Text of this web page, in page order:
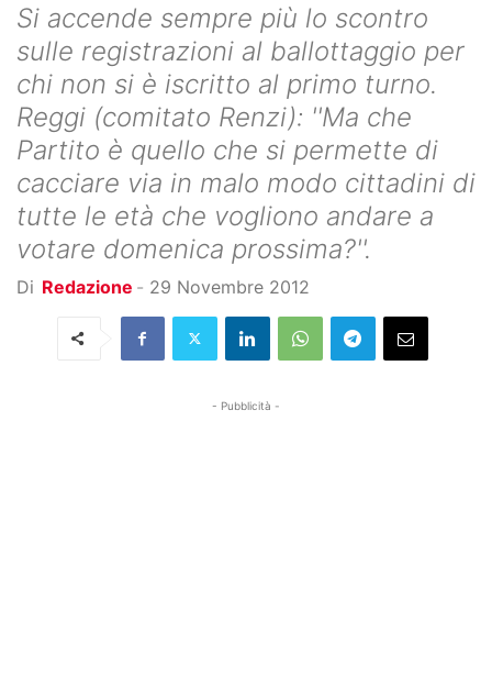
Si accende sempre più lo scontro
sulle registrazioni al ballottaggio per
chi non si è iscritto al primo turno.
Reggi (comitato Renzi): ''Ma che
Partito è quello che si permette di
cacciare via in malo modo cittadini di
tutte le età che vogliono andare a
votare domenica prossima?''.
Di Redazione - 29 Novembre 2012
- Pubblicità -